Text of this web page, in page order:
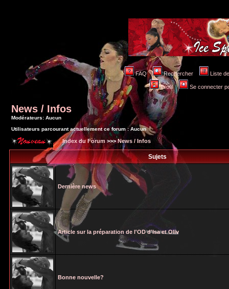
FAQ Rechercher Liste
Profil Se connecter
News / Infos
Modérateurs: Aucun
Utilisateurs parcourant actuellement ce forum : Aucun
Index du Forum >>>News / Infos
Sujets
Dernière news
Article sur la préparation de l'OD d'Isa et Oliv
Bonne nouvelle?